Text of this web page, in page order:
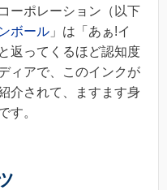
ーポレーション（以下
ボール 」は「あぁ!イ
返ってくるほど認知度
ィアで、このインクが
介されて、ますます身
す。